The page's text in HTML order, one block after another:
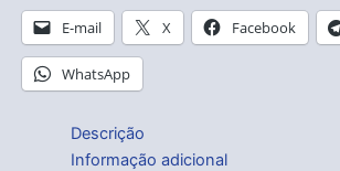
E-mail X Facebook
WhatsApp
Descrição
Informação adicional